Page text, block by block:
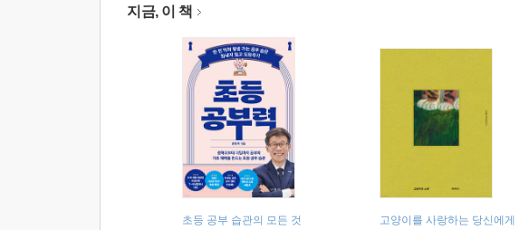
지금, 이 책
초등 공부 습관의 모든 것 고양이를 사랑하는 당신에게